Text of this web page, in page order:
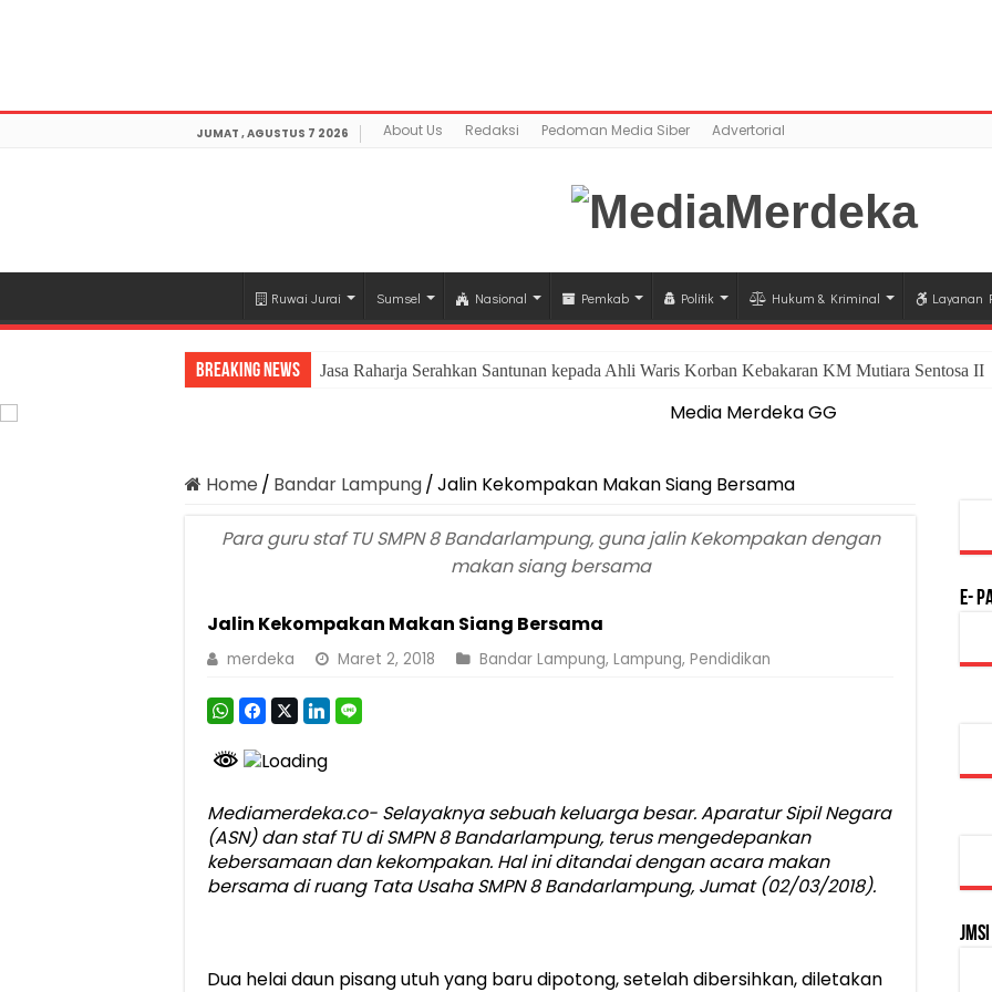
JUMAT , AGUSTUS 7 2026 About Us Redaksi Pedoman Media Siber Advertorial
Ruwai Jurai Sumsel Nasional Pemkab Politik Hukum & Kriminal Layanan
Breaking News Jasa Raharja Serahkan Santunan kepada Ahli Waris Korban Kebakaran KM Mutiara Sentosa II
Home / Bandar Lampung/Jalin Kekompakan Makan Siang Bersama
Para guru staf TU SMPN 8 Bandarlampung, guna jalin Kekompakan dengan
makan siang bersama
Jalin Kekompakan Makan Siang Bersama
merdeka Maret 2, 2018 Bandar Lampung, Lampung, Pendidikan
Mediamerdeka.co- Selayaknya sebuah keluarga besar. Aparatur Sipil Negara
(ASN) dan staf TU di SMPN 8 Bandarlampung, terus mengedepankan
kebersamaan dan kekompakan. Hal ini ditandai dengan acara makan
bersama di ruang Tata Usaha SMPN 8 Bandarlampung, Jumat (02/03/2018).
Dua helai daun pisang utuh yang baru dipotong, setelah dibersihkan, diletakan
E-
JMSI